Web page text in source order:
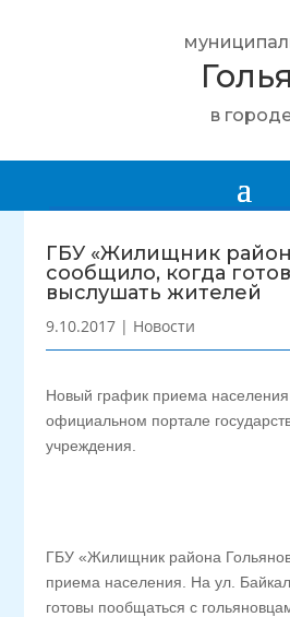
в
ГБУ «Жилищник
сообщило, когда
выслушать жителей
9.10.2017 | Новости
Новый график приема
официальном портале
учреждения.
ГБУ «Жилищник района
приема населения. На ул.
готовы пообщаться с